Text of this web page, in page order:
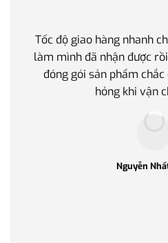
Tốc độ giao hàng nhanh
làm mình đã nhận được
đóng gói sản phẩm
hỏng khi vận
Nguyễn